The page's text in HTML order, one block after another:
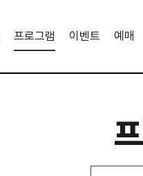
프로그램 이벤트 예매